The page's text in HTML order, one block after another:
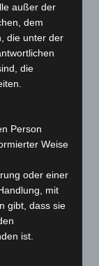
schnell
beim
sucht
außer der
dem
die unter der
die
Person
Weise
oder einer
mit
gibt, dass sie
ist.